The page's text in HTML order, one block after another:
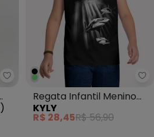
Rovi Kids - Regata Básica
)
Regata Infantil Menino
Tubarões Preto
KYLY
R$ 28,45R$ 56,90